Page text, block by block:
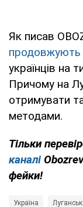
Як писав
продовжують
українців на
Причому на
отримувати
методами.
Тільки
каналі
фейки!
Україна Луганськ